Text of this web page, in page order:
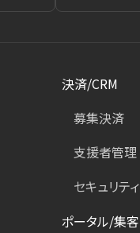
決済/CRM
募集決済
支援者管理
セキュリティ
ポータル/集客